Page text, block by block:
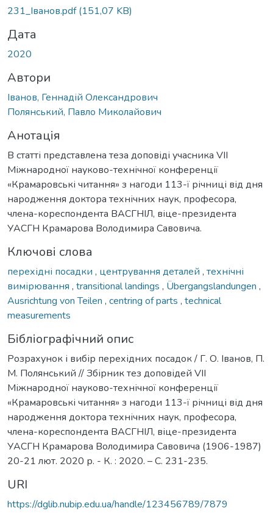
231_Іванов.pdf(151,07 KB)
Дата
2020
Автори
Іванов, Геннадій Олександрович
Полянський, Павло Миколайович
Анотація
В статті представлена теза доповіді учасника VIІ
Міжнародної науково-технічної конференції
«Крамаровські читання» з нагоди 113-ї річниці від дня
народження доктора технічних наук, професора,
члена-кореспондента ВАСГНІЛ, віце-президента
УАСГН Крамарова Володимира Савовича.
Ключові слова
перехідні посадки , центрування деталей , технічні
вимірювання , transitional landings , Übergangslandungen ,
Ausrichtung von Teilen , centring of parts , technical
measurements
Бібліографічний опис
Розрахунок і вибір перехідних посадок / Г. О. Іванов, П.
М. Полянський // Збірник тез доповідей VIІ
Міжнародної науково-технічної конференції
«Крамаровські читання» з нагоди 113-ї річниці від дня
народження доктора технічних наук, професора,
члена-кореспондента ВАСГНІЛ, віце-президента
УАСГН Крамарова Володимира Савовича (1906-1987)
20-21 лют. 2020 р. - К. : 2020. – С. 231-235.
URI
https://dglib.nubip.edu.ua/handle/123456789/7879